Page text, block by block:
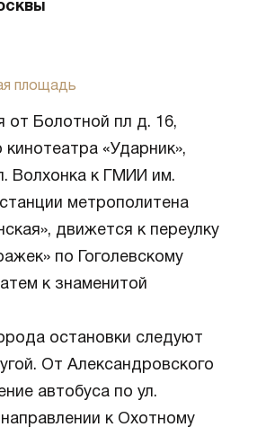
площадь
от Болотной пл д. 16,
кинотеатра «Ударник»,
Волхонка к ГМИИ им.
метрополитена
движется к переулку
по Гоголевскому
к знаменитой
остановки следуют
От Александровского
автобуса по ул.
к Охотному